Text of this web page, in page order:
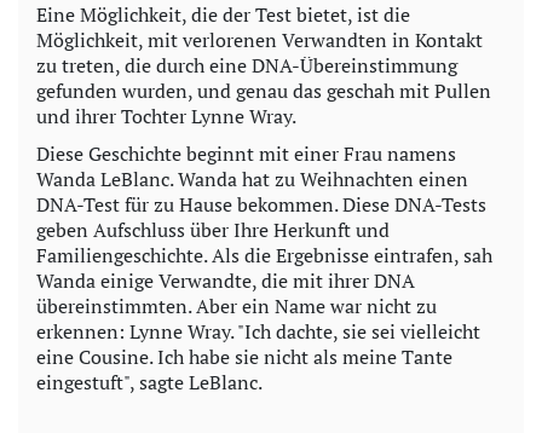
Eine Möglichkeit, die der Test bietet, ist die
Möglichkeit, mit verlorenen Verwandten in Kontakt
zu treten, die durch eine DNA-Übereinstimmung
gefunden wurden, und genau das geschah mit Pullen
und ihrer Tochter Lynne Wray.
Diese Geschichte beginnt mit einer Frau namens
Wanda LeBlanc. Wanda hat zu Weihnachten einen
DNA-Test für zu Hause bekommen. Diese DNA-Tests
geben Aufschluss über Ihre Herkunft und
Familiengeschichte. Als die Ergebnisse eintrafen, sah
Wanda einige Verwandte, die mit ihrer DNA
übereinstimmten. Aber ein Name war nicht zu
erkennen: Lynne Wray. "Ich dachte, sie sei vielleicht
eine Cousine. Ich habe sie nicht als meine Tante
eingestuft", sagte LeBlanc.